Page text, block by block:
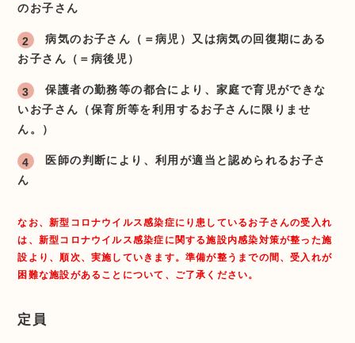
のお子さん
病気のお子さん（＝病児）又は病気の回復期にある
お子さん（＝病後児）
保護者の勤務等の都合により、家庭で育児ができな
いお子さん（保育所等を利用するお子さんに限りませ
ん。）
医師の判断により、利用が適当と認められるお子さ
ん
なお、新型コロナウイルス感染症にり患しているお子さんの受入れ
は、新型コロナウイルス感染症に関する施設内感染対策が整った施
設より、順次、実施していきます。準備が整うまでの間、受入れが
困難な施設があることについて、ご了承ください。
定員